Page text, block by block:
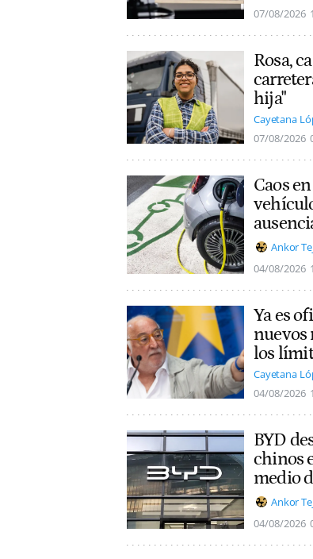
07/08/2026
Rosa,
hija"
Cayetana
07/08/2026
Caos
Ankor
04/08/2026
Ya es
nuevos
los
Cayetana
04/08/2026
BYD
chinos
medio
Ankor
04/08/2026